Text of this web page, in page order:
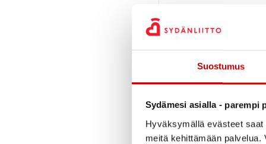
Suostumus
Sydämesi asialla - parempi
Hyväksymällä evästeet
meitä kehittämään
Laakso
Pukimäki